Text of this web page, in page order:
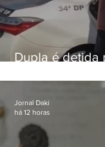
Dupla é detida
Bangu
Jornal Daki
há 12 horas